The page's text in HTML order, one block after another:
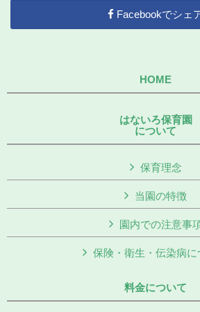
Facebookでシェ
HOME
はないろ保育園
について
保育理念
当園の特徴
園内での注意事
保険・衛生・伝染病に
料金について